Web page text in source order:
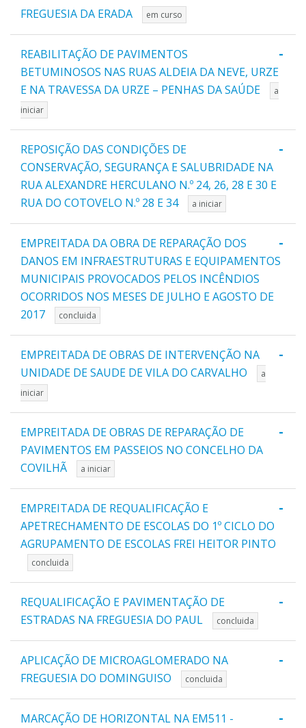
FREGUESIA DA ERADA
em curso
-
REABILITAÇÃO DE PAVIMENTOS
BETUMINOSOS NAS RUAS ALDEIA DA NEVE, URZE
E NA TRAVESSA DA URZE – PENHAS DA SAÚDE
a
iniciar
-
REPOSIÇÃO DAS CONDIÇÕES DE
CONSERVAÇÃO, SEGURANÇA E SALUBRIDADE NA
RUA ALEXANDRE HERCULANO N.º 24, 26, 28 E 30 E
RUA DO COTOVELO N.º 28 E 34
a iniciar
-
EMPREITADA DA OBRA DE REPARAÇÃO DOS
DANOS EM INFRAESTRUTURAS E EQUIPAMENTOS
MUNICIPAIS PROVOCADOS PELOS INCÊNDIOS
OCORRIDOS NOS MESES DE JULHO E AGOSTO DE
2017
concluida
-
EMPREITADA DE OBRAS DE INTERVENÇÃO NA
UNIDADE DE SAUDE DE VILA DO CARVALHO
a
iniciar
-
EMPREITADA DE OBRAS DE REPARAÇÃO DE
PAVIMENTOS EM PASSEIOS NO CONCELHO DA
COVILHÃ
a iniciar
-
EMPREITADA DE REQUALIFICAÇÃO E
APETRECHAMENTO DE ESCOLAS DO 1º CICLO DO
AGRUPAMENTO DE ESCOLAS FREI HEITOR PINTO
concluida
-
REQUALIFICAÇÃO E PAVIMENTAÇÃO DE
ESTRADAS NA FREGUESIA DO PAUL
concluida
-
APLICAÇÃO DE MICROAGLOMERADO NA
FREGUESIA DO DOMINGUISO
concluida
-
MARCAÇÃO DE HORIZONTAL NA EM511 -